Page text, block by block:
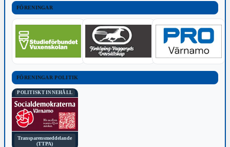
FÖRENINGAR
FÖRENINGAR POLITIK
POLITISKT INNEHÅLL
Transparensmeddelande
(TTPA)